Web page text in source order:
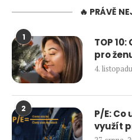
🔥 PRÁVĚ
1
TOP
pro
4.
2
P/E:
využít